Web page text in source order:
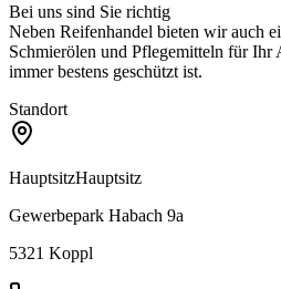
Bei uns sind Sie richtig
Neben Reifenhandel bieten wir auch
Schmierölen und Pflegemitteln für Ihr
immer bestens geschützt ist.
Standort
HauptsitzHauptsitz
Gewerbepark Habach 9a
5321 Koppl